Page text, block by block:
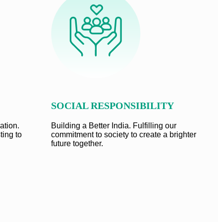
to
SOCIAL RESPONSIBILITY
Building a Better India. Fulfilling our
commitment to society to create a brighter
future together.